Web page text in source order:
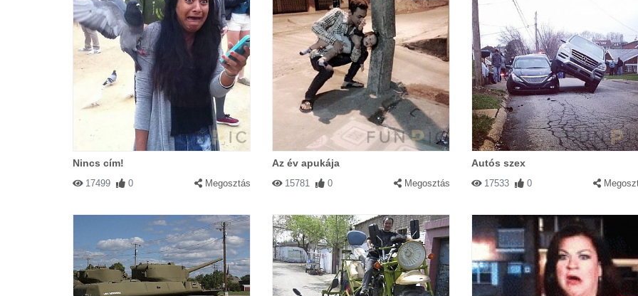
Nincs cím!
17499 0 Megosztás
Az év apukája
15781 0 Megosztás
Autós szex
17533 0